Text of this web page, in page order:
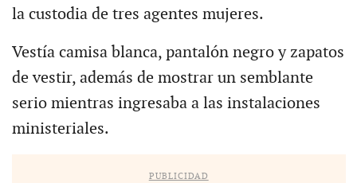
la custodia de tres agentes mujeres.
Vestía camisa blanca, pantalón negro y zapatos
de vestir, además de mostrar un semblante
serio mientras ingresaba a las instalaciones
ministeriales.
PUBLICIDAD